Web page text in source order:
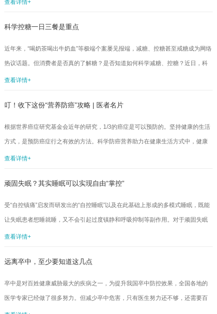
意义。9月20日是全国爱牙日，专家提醒，11~14岁是牙齿矫正的最佳年龄，成年
查看详情+
科学控糖一日三餐是重点
近年来，“喝奶茶喝出牛奶血”等极端个案屡见报端，减糖、控糖甚至戒糖成为网络
热议话题。但消费者是否真的了解糖？是否知道如何科学减糖、控糖？近日，科
信食品与健康信息交流中心发布了专项调查结果，并邀请专家对调查结果进行解
人、体重焦虑人群的控糖意愿更加强烈。但《中国城市居民糖摄入水平及其风险
查看详情+
叮！收下这份“营养防癌”攻略 | 医者名片
根据世界癌症研究基金会近年的研究，1/3的癌症是可以预防的。坚持健康的生活
方式，是预防癌症行之有效的方法。科学防癌营养助力在健康生活方式中，健康
膳食是保持健康的重要基础。在饮食习惯上，建议进食有规律，三餐定时定量。
入，粗细搭配。全谷物是未经精细化加工，或虽经碾磨、粉碎、压片等处理，仍
查看详情+
顽固失眠？其实睡眠可以实现自由“掌控”
受“自控镇痛”启发而研发出的“自控睡眠”以及在此基础上形成的多模式睡眠，既能
让失眠患者想睡就睡，又不会引起过度镇静和呼吸抑制等副作用。对于顽固失眠
患者而言，这是一种全新的治疗理念和手段。睡眠是人类周期性出现的一种自发
项针对睡眠的研究越来越清晰地告诉我们，睡眠对人类的健康有着不可替代的作
查看详情+
远离卒中，至少要知道这几点
卒中是对百姓健康威胁最大的疾病之一，为提升我国卒中防控效果，全国各地的
医学专家已经做了很多努力。但减少卒中危害，只有医生努力还不够，还需要百
姓了解更多关键信息，也需要更多社会力量参与。高质量科普需要循证医学支持